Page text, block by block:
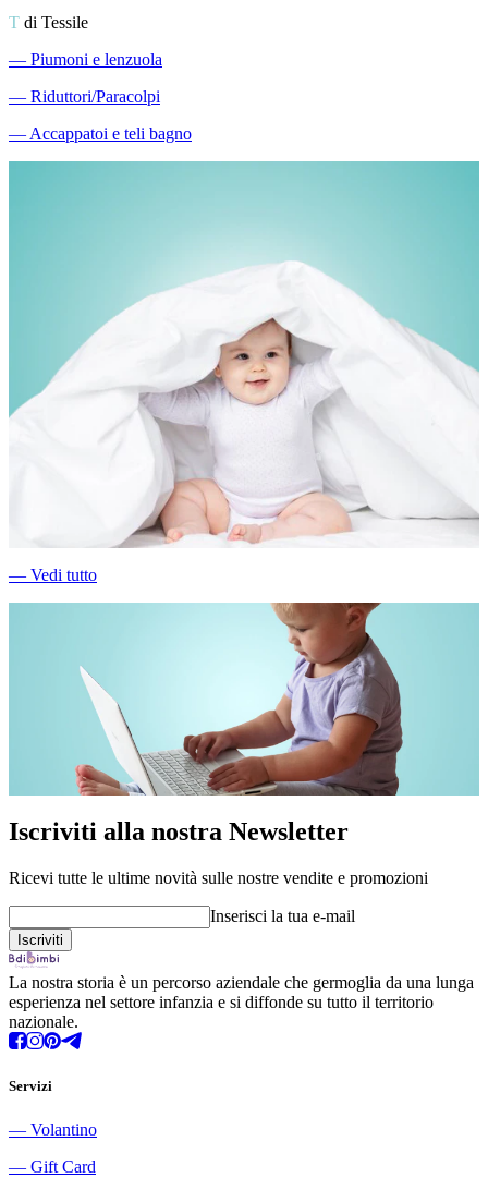
T di Tessile
― Piumoni e lenzuola
― Riduttori/Paracolpi
―Accappatoi e teli bagno
― Vedi tutto
Iscriviti alla nostra Newsletter
Ricevi tutte le ultime novità sulle nostre vendite e promozioni
Inserisci la tua e-mail
La nostra storia è un percorso aziendale che germoglia da una lunga
esperienza nel settore infanzia e si diffonde su tutto il territorio
nazionale.
Servizi
― Volantino
― Gift Card